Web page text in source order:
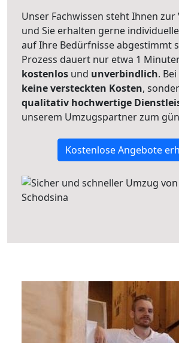
Unser Fachwissen steht Ihnen
und Sie erhalten gerne
auf Ihre Bedürfnisse abgestimmt
Prozess dauert nur etwa 1
kostenlos und unverbindlich.
keine versteckten Kosten,
qualitativ hochwertige
unserem Umzugspartner zum
Kostenlose Angebote